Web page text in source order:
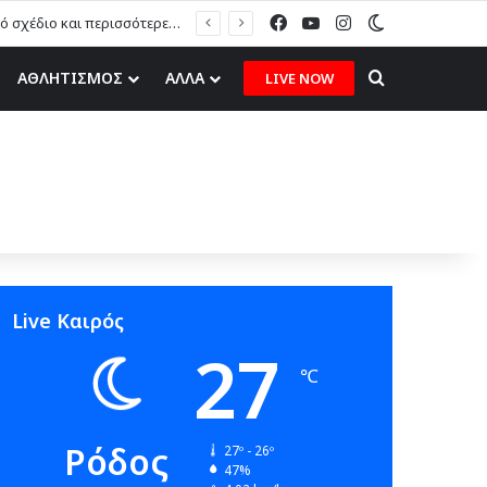
Μ. Πόκκιας στον topfm: «Θα τους υποδεχτούμε με δάφνες και πικροδάφνες» –Η ειρωνική “υποδοχή” στον υβριδικό σταθμό (ηχητικό) FacebookYouTubeInstagram
ΑΘΛΗΤΙΣΜΟΣ ΑΛΛΑ LIVE NOW Search for
Live Καιρός
Ρόδος
27 ℃
27º - 26º
47%